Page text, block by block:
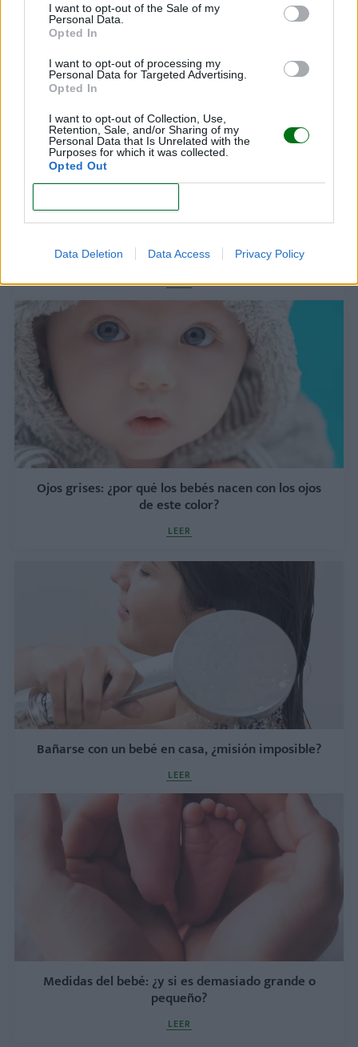
I want to opt-out of the Sale of my
Personal Data.
Opted In
I want to opt-out of processing my
Personal Data for Targeted Advertising.
Opted In
I want to opt-out of Collection, Use,
Retention, Sale, and/or Sharing of my
Personal Data that Is Unrelated with the
Purposes for which it was collected.
Opted Out
Data Deletion Data Access Privacy Policy
ochomesino?
Calculadora del color de ojos del bebé
LEER
Ojos grises: ¿por qué los bebés nacen con los ojos
de este color?
LEER
Bañarse con un bebé en casa, ¿misión imposible?
LEER
Medidas del bebé: ¿y si es demasiado grande o
pequeño?
LEER